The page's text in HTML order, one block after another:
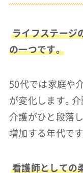
ライフステージ
の一つです。
50代では家庭や
が変化します。
介護がひと段落
増加する年代です
看護師としての